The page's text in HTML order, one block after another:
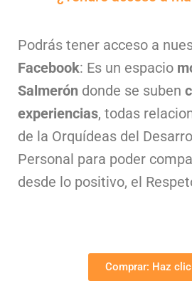
Podrás tener acceso a
Facebook: Es un espacio
Salmerón donde se suben
experiencias, todas
de la Orquídeas del
Personal para poder
desde lo positivo, el
Comprar: Haz